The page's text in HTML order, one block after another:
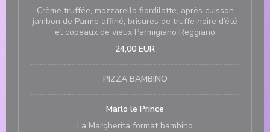
Crème truffée, mozzarella fiordilatte, après cuisson
jambon de Parme affiné, brisures de truffe noire d’été
et copeaux de vieux Parmigiano Reggiano
24,00 EUR
PIZZA BAMBINO
Marlo le Prince
La Margherita format bambino